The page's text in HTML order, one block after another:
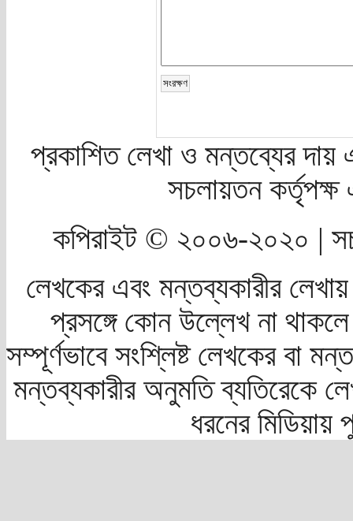
প্রকাশিত লেখা ও মন্তব্যের দায়
সচলায়তন
কপিরাইট © ২০০৬-২০২০ |
লেখকের এবং মন্তব্যকারীর
প্রসঙ্গে কোন উল্লেখ না
সম্পূর্ণভাবে সংশ্লিষ্ট লেখকের বা
মন্তব্যকারীর অনুমতি ব্যতিরেকে
ধরনের মিডিয়ায়